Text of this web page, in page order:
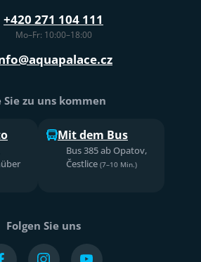
+420 271 104 111
Mo–Fr: 10:00–18:00
Sie zu uns kommen
Mit dem Bus
Bus 385 ab Opatov,
Čestlice (7–10 Min.)
Folgen Sie uns